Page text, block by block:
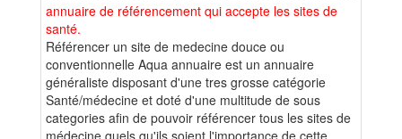
annuaire de référencement qui accepte les sites de
santé.
Référencer un site de medecine douce ou
conventionnelle Aqua annuaire est un annuaire
généraliste disposant d'une tres grosse catégorie
Santé/médecine et doté d'une multitude de sous
categories afin de pouvoir référencer tous les sites de
médecine quels qu'ils soient.l'importance de cette